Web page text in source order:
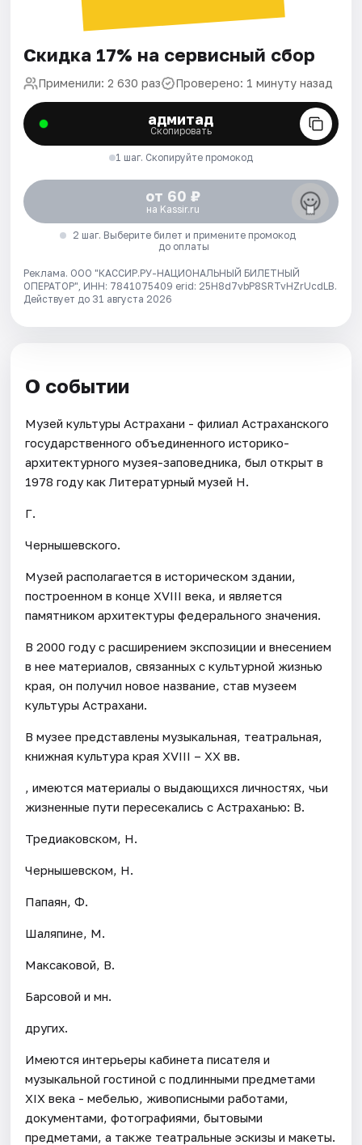
Скидка 17% на сервисный сбор
Применили: 2 630 раз Проверено: 1 минуту назад
адмитад
Скопировать
1 шаг. Скопируйте промокод
от 60 ₽
на Kassir.ru
2 шаг. Выберите билет и примените промокод
до оплаты
Реклама. ООО "КАССИР.РУ-НАЦИОНАЛЬНЫЙ БИЛЕТНЫЙ
ОПЕРАТОР", ИНН: 7841075409 erid: 25H8d7vbP8SRTvHZrUcdLB.
Действует до 31 августа 2026
О событии
Музей культуры Астрахани - филиал Астраханского
государственного объединенного историко-
архитектурного музея-заповедника, был открыт в
1978 году как Литературный музей Н.
Г.
Чернышевского.
Музей располагается в историческом здании,
построенном в конце XVIII века, и является
памятником архитектуры федерального значения.
В 2000 году с расширением экспозиции и внесением
в нее материалов, связанных с культурной жизнью
края, он получил новое название, став музеем
культуры Астрахани.
В музее представлены музыкальная, театральная,
книжная культура края XVIII – XX вв.
, имеются материалы о выдающихся личностях, чьи
жизненные пути пересекались с Астраханью: В.
Тредиаковском, Н.
Чернышевском, Н.
Папаян, Ф.
Шаляпине, М.
Максаковой, В.
Барсовой и мн.
других.
Имеются интерьеры кабинета писателя и
музыкальной гостиной с подлинными предметами
XIX века - мебелью, живописными работами,
документами, фотографиями, бытовыми
предметами, а также театральные эскизы и макеты.